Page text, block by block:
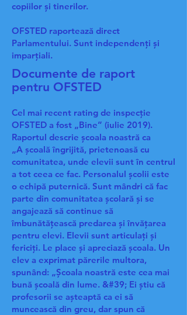
copiilor și tinerilor.
OFSTED raportează direct
Parlamentului. Sunt independenți și
imparțiali.
Documente de raport
pentru OFSTED
Cel mai recent rating de inspecție
OFSTED a fost „Bine” (iulie 2019).
Raportul descrie școala noastră ca
„A școală îngrijită, prietenoasă cu
comunitatea, unde elevii sunt în centrul
a tot ceea ce fac. Personalul școlii este
o echipă puternică. Sunt mândri că fac
parte din comunitatea școlară și se
angajează să continue să
îmbunătățească predarea și învățarea
pentru elevi. Elevii sunt articulați și
fericiți. Le place și apreciază școala. Un
elev a exprimat părerile multora,
spunând: „Școala noastră este cea mai
bună școală din lume. &#39; Ei știu că
profesorii se așteaptă ca ei să
muncească din greu, dar spun că